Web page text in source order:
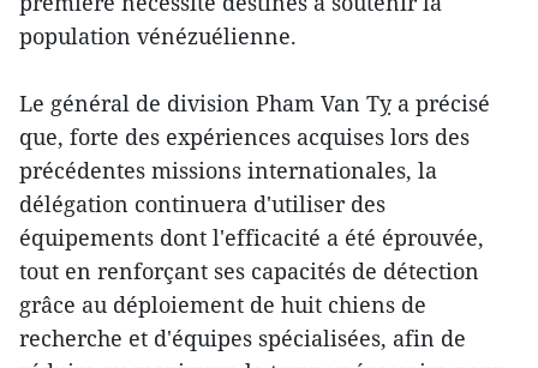
population vénézuélienne.
Le général de division Pham Van Tỵ a précisé
que, forte des expériences acquises lors des
précédentes missions internationales, la
délégation continuera d'utiliser des
équipements dont l'efficacité a été éprouvée,
tout en renforçant ses capacités de détection
grâce au déploiement de huit chiens de
recherche et d'équipes spécialisées, afin de